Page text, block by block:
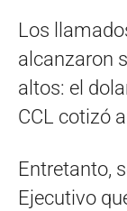
Los
alcanzaron
altos: el
CCL cotizó
Entretanto,
Ejecutivo